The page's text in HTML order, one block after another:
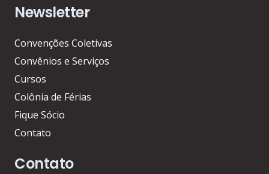
Newsletter
Convenções Coletivas
Convênios e Serviços
Cursos
Colônia de Férias
Fique Sócio
Contato
Contato